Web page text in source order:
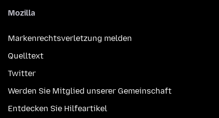
Mozilla
Markenrechtsverletzung melden
Quelltext
Twitter
Werden Sie Mitglied unserer Gemeinschaft
Entdecken Sie Hilfeartikel